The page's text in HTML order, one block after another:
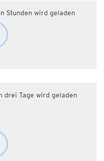
Stunden wird geladen
drei Tage wird geladen